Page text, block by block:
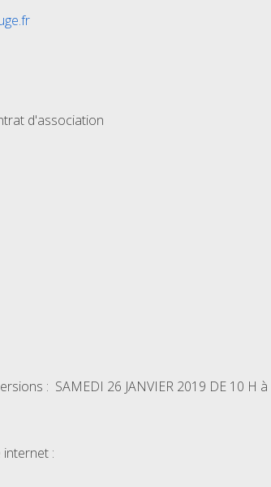
d'association
: SAMEDI 26 JANVIER 2019 DE 10 H à
: